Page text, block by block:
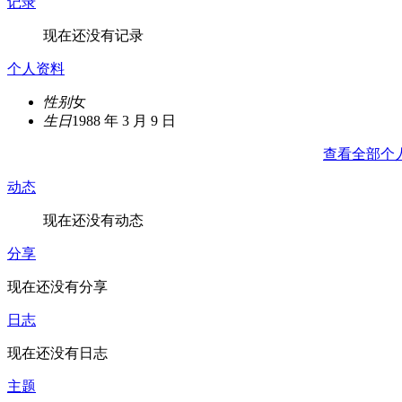
现在还没有记录
个人资料
性别女
生日1988 年 3 月 9 日
查看全部个
动态
现在还没有动态
分享
现在还没有分享
日志
现在还没有日志
主题